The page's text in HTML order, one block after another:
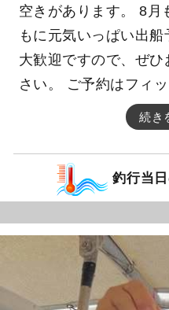
空きがあります。 8月
もに元気いっぱい出
大歓迎ですので、ぜ
さい。 ご予約はフィッ
続き
釣行当